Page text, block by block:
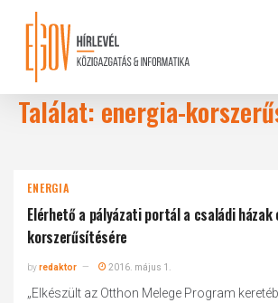
content
Találat: energia-
ENERGIA
Elérhető a pályázati portál a családi
korszerűsítésére
byredaktor 2016. május 1.
„Elkészült az Otthon Melege Program